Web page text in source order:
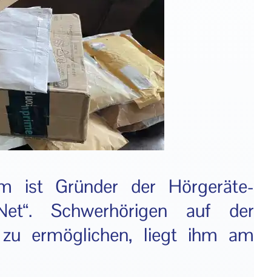
ist Gründer der Hörgeräte-
Schwerhörigen auf der
ermöglichen, liegt ihm am